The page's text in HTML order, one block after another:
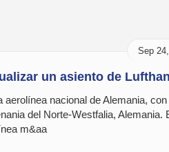
Sep
un asiento de
aerolínea nacional de Alemania,
del Norte-Westfalia, Alemania.
m&aa